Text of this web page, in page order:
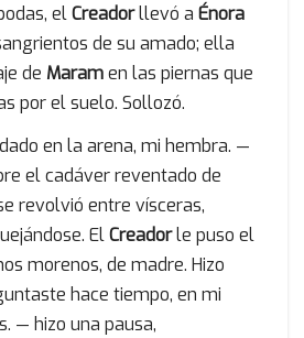
elCreadorllevó a Énora
de su amado; ella
de Maramen las piernas que
por el suelo. Sollozó.
en la arena, mi hembra. —
el cadáver reventado de
revolvió entre vísceras,
ElCreadorle puso el
morenos, de madre. Hizo
hace tiempo, en mi
— hizo una pausa,